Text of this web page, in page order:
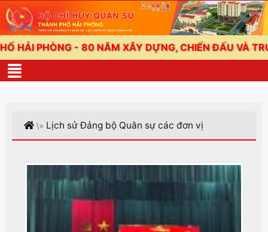
- 80 NĂM XÂY DỰNG, CHIẾN ĐẤU VÀ TRƯỞNG
\» Lịch sử Đảng bộ Quân sự các đơn vị